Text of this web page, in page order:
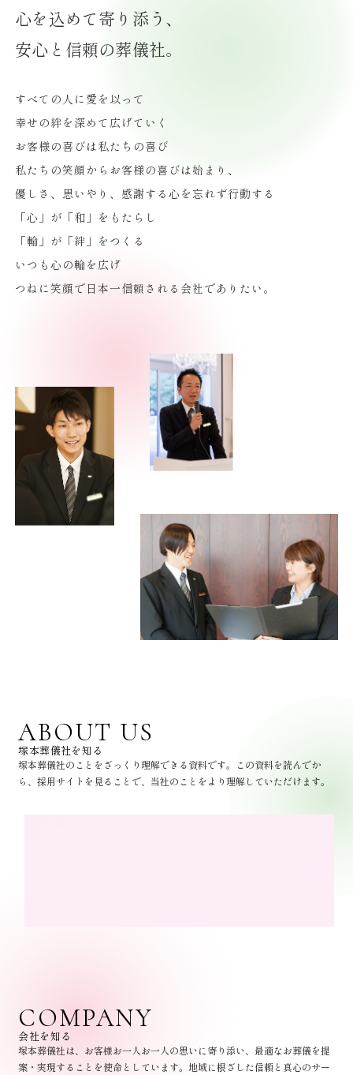
心を込めて寄り添う、
安心と信頼の葬儀社。
すべての人に愛を以って
幸せの絆を深めて広げていく
お客様の喜びは私たちの喜び
私たちの笑顔からお客様の喜びは始まり、
優しさ、思いやり、感謝する心を忘れず行動する
「心」が「和」をもたらし
「輪」が「絆」をつくる
いつも心の輪を広げ
つねに笑顔で日本一信頼される会社でありたい。
ABOUT US
塚本葬儀社を知る
塚本葬儀社のことをざっくり理解できる資料です。この資料を読んでか
ら、採用サイトを見ることで、当社のことをより理解していただけます。
COMPANY
会社を知る
塚本葬儀社は、お客様お一人お一人の思いに寄り添い、最適なお葬儀を提
案・実現することを使命としています。地域に根ざした信頼と真心のサー